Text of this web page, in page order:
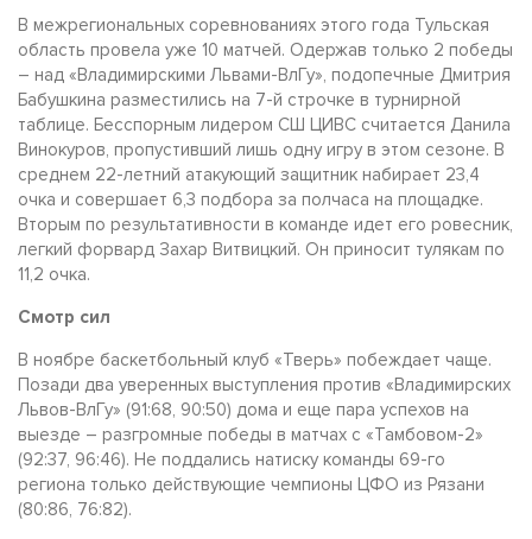
В межрегиональных соревнованиях этого года Тульская
область провела уже 10 матчей. Одержав только 2 победы
– над «Владимирскими Львами-ВлГу», подопечные Дмитрия
Бабушкина разместились на 7-й строчке в турнирной
таблице. Бесспорным лидером СШ ЦИВС считается Данила
Винокуров, пропустивший лишь одну игру в этом сезоне. В
среднем 22-летний атакующий защитник набирает 23,4
очка и совершает 6,3 подбора за полчаса на площадке.
Вторым по результативности в команде идет его ровесник,
легкий форвард Захар Витвицкий. Он приносит тулякам по
11,2 очка.
Смотр сил
В ноябре баскетбольный клуб «Тверь» побеждает чаще.
Позади два уверенных выступления против «Владимирских
Львов-ВлГу» (91:68, 90:50) дома и еще пара успехов на
выезде – разгромные победы в матчах с «Тамбовом-2»
(92:37, 96:46). Не поддались натиску команды 69-го
региона только действующие чемпионы ЦФО из Рязани
(80:86, 76:82).